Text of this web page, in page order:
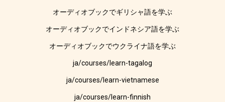
オーディオブックでギリシャ語を学ぶ
オーディオブックでインドネシア語を学ぶ
オーディオブックでウクライナ語を学ぶ
ja/courses/learn-tagalog
ja/courses/learn-vietnamese
ja/courses/learn-finnish